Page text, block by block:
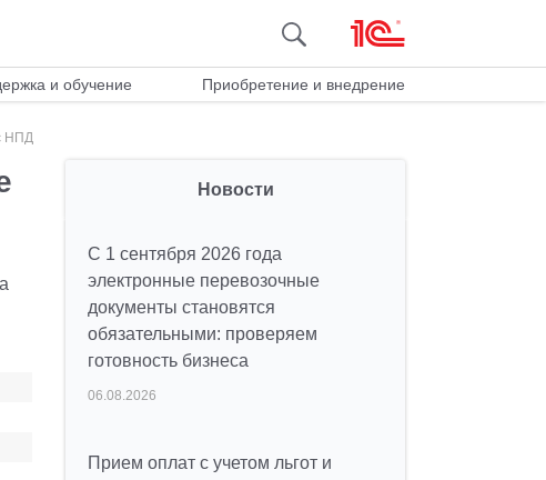
и обучение Приобретение и внедрение
НПД
Новости
С 1 сентября 2026 года
электронные перевозочные
документы становятся
обязательными: проверяем
готовность бизнеса
06.08.2026
Прием оплат с учетом льгот и